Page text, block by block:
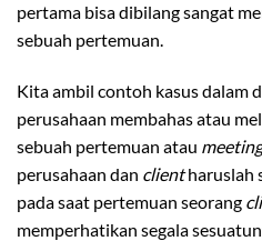
pertama bisa dibilang sangat
sebuah pertemuan.
Kita ambil contoh kasus dalam
perusahaan membahas atau
sebuah pertemuan atau
perusahaan dan clientharuslah
pada saat pertemuan seorang
memperhatikan segala